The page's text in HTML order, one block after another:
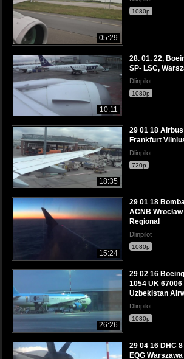
05:29
1080p
10:11
28. 01. 22,
SP- LSC,
Dlinpilot
1080p
18:35
29 01 18
Frankfurt
Dlinpilot
720p
15:24
29 01 18
ACNB
Regional
Dlinpilot
1080p
26:26
29 02 16
1054 UK
Uzbekistan
Dlinpilot
1080p
29 04 16 DHC
EQG